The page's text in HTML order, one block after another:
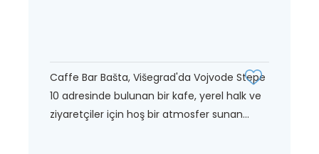
Caffe Bar Bašta, Višegrad'da Vojvode Stepe
10 adresinde bulunan bir kafe, yerel halk ve
ziyaretçiler için hoş bir atmosfer sunan...